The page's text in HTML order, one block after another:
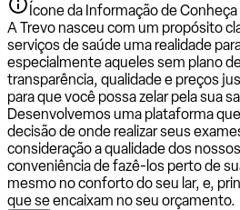
Ícone da Informação de Conheça
A Trevo nasceu com um propósito
serviços de saúde uma realidade
especialmente aqueles sem plano
transparência, qualidade e preços
para que você possa zelar pela sua
Desenvolvemos uma plataforma
decisão de onde realizar seus
consideração a qualidade dos
conveniência de fazê-los perto de
mesmo no conforto do seu lar, e,
que se encaixam no seu orçamento.